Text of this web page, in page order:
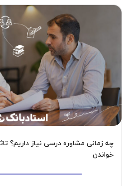
چه زمانی مشاوره درسی نیاز داریم؟
خواندن